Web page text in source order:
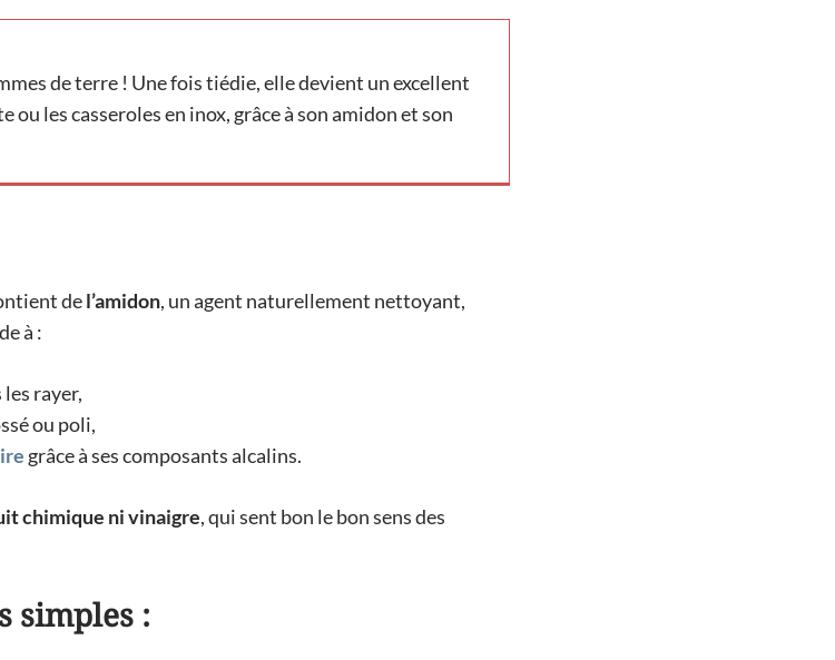
de terre ! Une fois tiédie, elle devient un excellent
les casseroles en inox, grâce à son amidon et son
del’amidon, un agent naturellement nettoyant,
à :
les rayer,
ou poli,
grâce à ses composants alcalins.
chimique ni vinaigre, qui sent bon le bon sens des
simples :